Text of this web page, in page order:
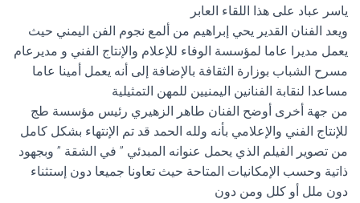
ياسر عباد على هذا اللقاء العابر
ويعد الفنان القدير يحي إبراهيم من ألمع نجوم الفن اليمني حيث
يعمل مديرا عاما لمؤسسة الوفاء للإعلام والإنتاج الفني و مديرعام
مسرح الشباب بوزارة الثقافة بالإضافة إلى أنه يعمل أمينا عاما
مساعدا لنقابة الفنانين اليمنيين للمهن التمثيلية
من جهة أخرى أوضح الفنان طاهر الزهيري رئيس مؤسسة طج
للإنتاج الفني والإعلامي بأنه ولله الحمد قد تم الإنتهاء بشكل كامل
من تصوير الفيلم الذي يحمل عنوانه المبدئي ” في الشقة ” وبجهود
ذاتية وحسب الإمكانيات المتاحة حيث تعاونا جميعا دون إستثناء
دون ملل أو كلل ومن دون